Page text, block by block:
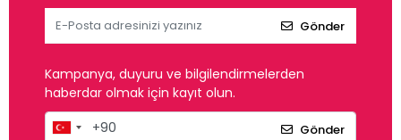
Gönder
Kampanya, duyuru ve bilgilendirmelerden
haberdar olmak için kayıt olun.
Gönder